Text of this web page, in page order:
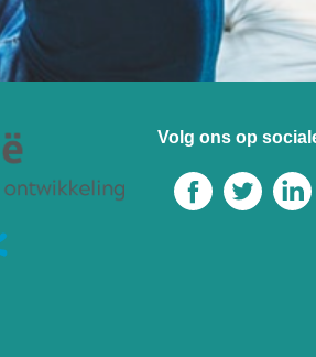
Volg ons op